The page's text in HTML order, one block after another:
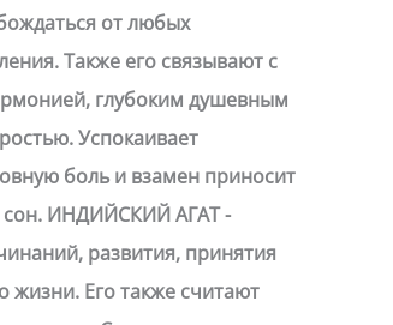
от любых
Также его связывают с
глубоким душевным
Успокаивает
боль и взамен приносит
сон. ИНДИЙСКИЙ АГАТ -
развития, принятия
жизни. Его также считают